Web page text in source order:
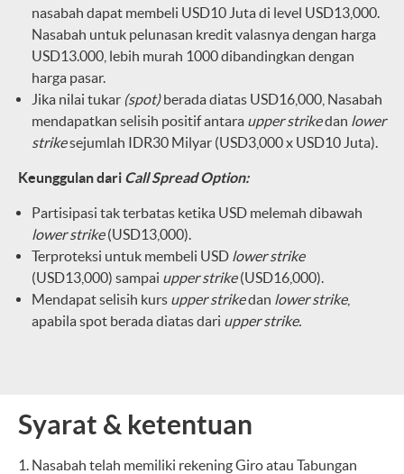
nasabah dapat membeli USD10 Juta di level USD13,000.
Nasabah untuk pelunasan kredit valasnya dengan harga
USD13.000, lebih murah 1000 dibandingkan dengan
harga pasar.
Jika nilai tukar (spot)berada diatas USD16,000, Nasabah
mendapatkan selisih positif antara upper strikedan lower
strikesejumlah IDR30 Milyar (USD3,000 x USD10 Juta).
Keunggulan dari Call Spread Option:
Partisipasi tak terbatas ketika USD melemah dibawah
lower strike(USD13,000).
Terproteksi untuk membeli USD lower strike
(USD13,000) sampai upper strike(USD16,000).
Mendapat selisih kurs upper strikedan lower strike,
apabila spot berada diatas dari upper strike.
Syarat & ketentuan
Nasabah telah memiliki rekening Giro atau Tabungan